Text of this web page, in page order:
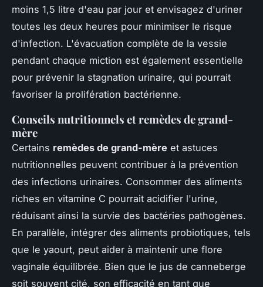
moins 1,5 litre d'eau par jour et envisagez d'uriner
toutes les deux heures pour minimiser le risque
d'infection. L'évacuation complète de la vessie
pendant chaque miction est également essentielle
pour prévenir la stagnation urinaire, qui pourrait
favoriser la prolifération bactérienne.
Conseils nutritionnels et remèdes de grand-
mère
Certains remèdes de grand-mère et astuces
nutritionnelles peuvent contribuer à la prévention
des infections urinaires. Consommer des aliments
riches en vitamine C pourrait acidifier l'urine,
réduisant ainsi la survie des bactéries pathogènes.
En parallèle, intégrer des aliments probiotiques, tels
que le yaourt, peut aider à maintenir une flore
vaginale équilibrée. Bien que le jus de canneberge
soit souvent cité, son efficacité en tant que